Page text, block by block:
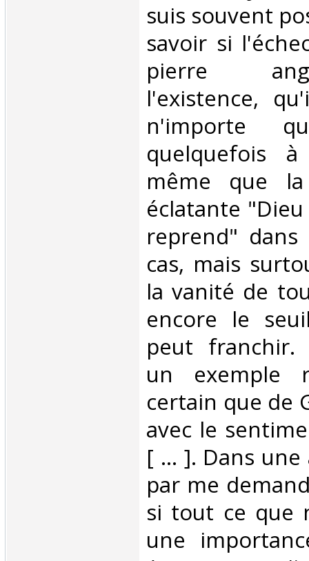
suis souvent
savoir si
pierre
l'existence,
n'importe
quelquefois
même que
éclatante
reprend"
cas, mais
la vanité de
encore le
peut franchir.
un exemple
certain que de
avec le
[ ... ]. Dans
par me
si tout ce que
une